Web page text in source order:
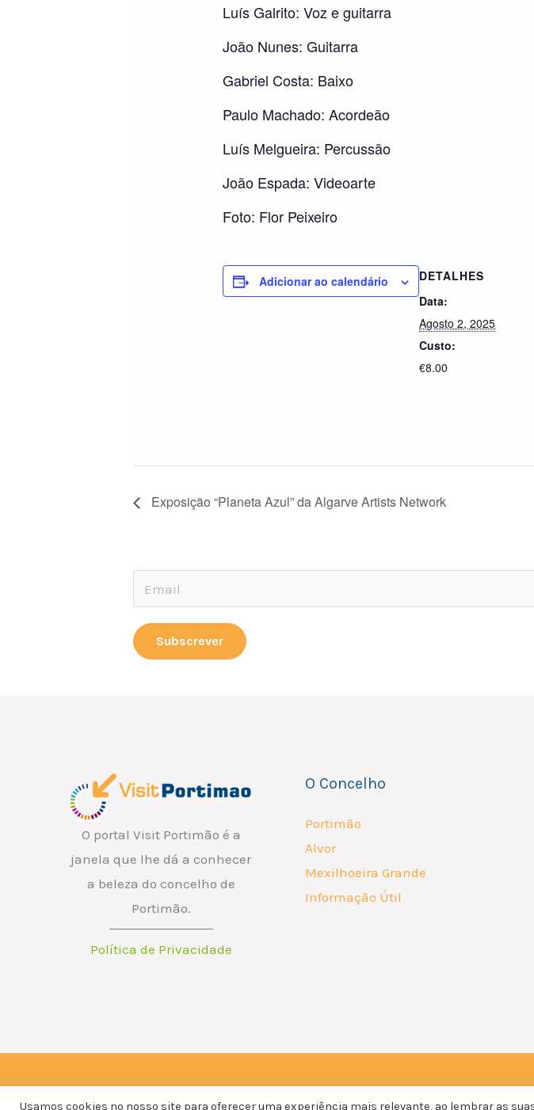
Luís Galrito: Voz e guitarra
João Nunes: Guitarra
Gabriel Costa: Baixo
Paulo Machado: Acordeão
Luís Melgueira: Percussão
João Espada: Videoarte
Foto: Flor Peixeiro
Adicionar ao calendário
DETALHES
Data:
Agosto 2, 2025
Custo:
€8.00
Exposição “Planeta Azul” da Algarve Artists Network
E
a
i
m
a
i
Subscrever
O portal Visit Portimão é a
janela que lhe dá a conhecer
a beleza do concelho de
Portimão.
Política de Privacidade
O Concelho
Portimão
Alvor
Mexilhoeira Grande
Informação Útil
Usamos cookies no nosso site para oferecer uma experiência mais relevante, ao lembrar as